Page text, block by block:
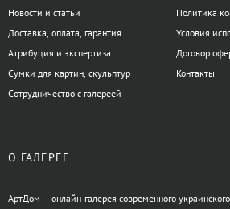
Новости и статьи
Доставка, оплата, гарантия
Атрибуция и экспертиза
Сумки для картин, скульптур
Сотрудничество с галереей
Политика
Условия
Договор
Контакты
О ГАЛЕРЕЕ
АртДом — онлайн-галерея современного